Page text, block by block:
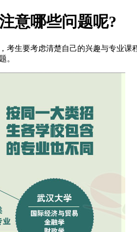
意哪些问题呢?
生要考虑清楚自己的兴趣与专业
。